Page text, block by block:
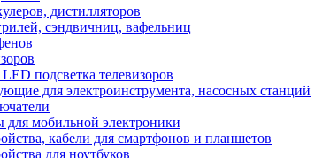
дистилляторов
сэндвичниц, вафельниц
подсветка телевизоров
для электроинструмента, насосных станций
для мобильной электроники
кабели для смартфонов и планшетов
для ноутбуков